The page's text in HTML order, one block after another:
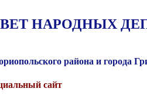
НАРОДНЫХ
района и города
сайт